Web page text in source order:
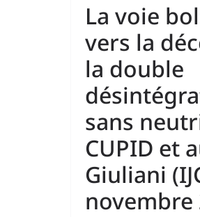
La voie
vers la
la double
sans
CUPID et
Giuliani
novembre